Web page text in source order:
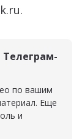
Телеграм-
по вашим
Еще
и